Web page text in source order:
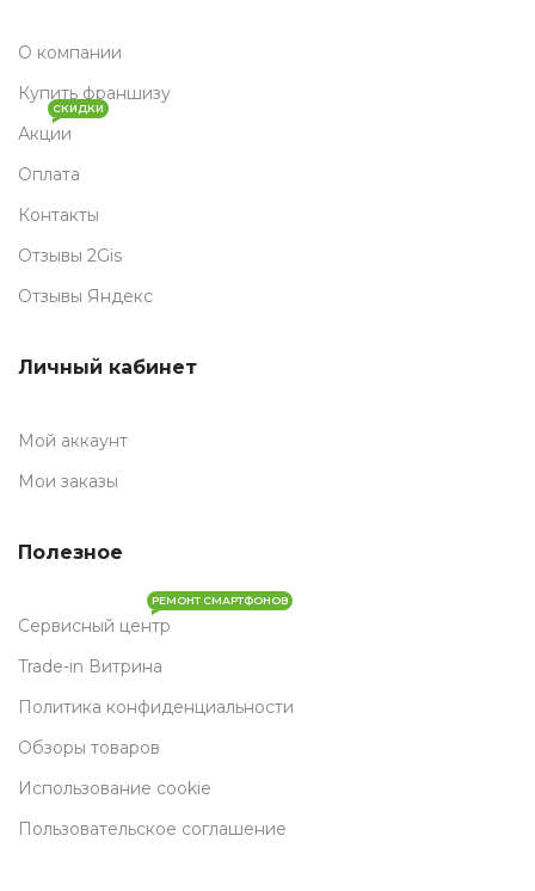
О компании
Купить франшизу
Акции
СКИДКИ
Оплата
Контакты
Отзывы 2Gis
Отзывы Яндекс
Личный кабинет
Мой аккаунт
Мои заказы
Полезное
Сервисный центр
РЕМОНТ СМАРТФОНОВ
Trade-in Витрина
Политика конфиденциальности
Обзоры товаров
Использование cookie
Пользовательское соглашение